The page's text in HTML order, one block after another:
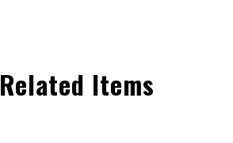
Related Items